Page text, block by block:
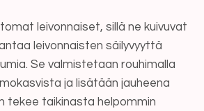
leivonnaiset, sillä ne kuivuvat
leivonnaisten säilyvyyttä
Se valmistetaan rouhimalla
ja lisätään jauheena
tekee taikinasta helpommin